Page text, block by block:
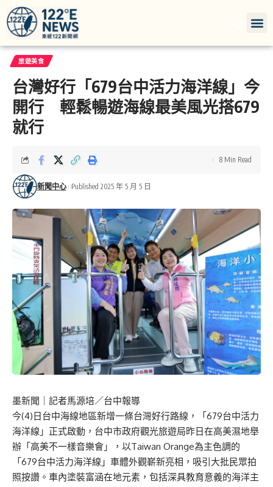
旅遊美食
台灣好行「679台中活力海洋線」今
開行 輕鬆暢遊海線最美風光搭679
就行
新聞中心 Published 2025 年 5 月 5 日
8 Min Read
墨新聞 ｜記者馬源培／台中報導
今(4)日台中海線地區新增一條台灣好行路線，「679台中活力
海洋線」正式啟動，台中市政府觀光旅遊局昨日在高美濕地舉
辦「高美不一樣音樂會」，以Taiwan Orange為主色調的
「679台中活力海洋線」車體外觀嶄新亮相，吸引大批民眾拍
照按讚。車內塗裝富涵在地元素，包括深具教育意義的海洋主